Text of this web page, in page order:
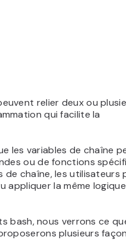
relier deux ou
qui facilite la
les variables de chaîne
ou de fonctions
de chaîne, les utilisateurs
appliquer la même
bash, nous verrons ce
plusieurs